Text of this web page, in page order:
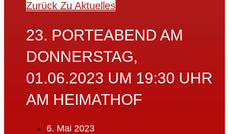
Zurück Zu Aktuelles
23. PORTEABEND AM
DONNERSTAG,
01.06.2023 UM 19:30 UHR
AM HEIMATHOF
6. Mai 2023